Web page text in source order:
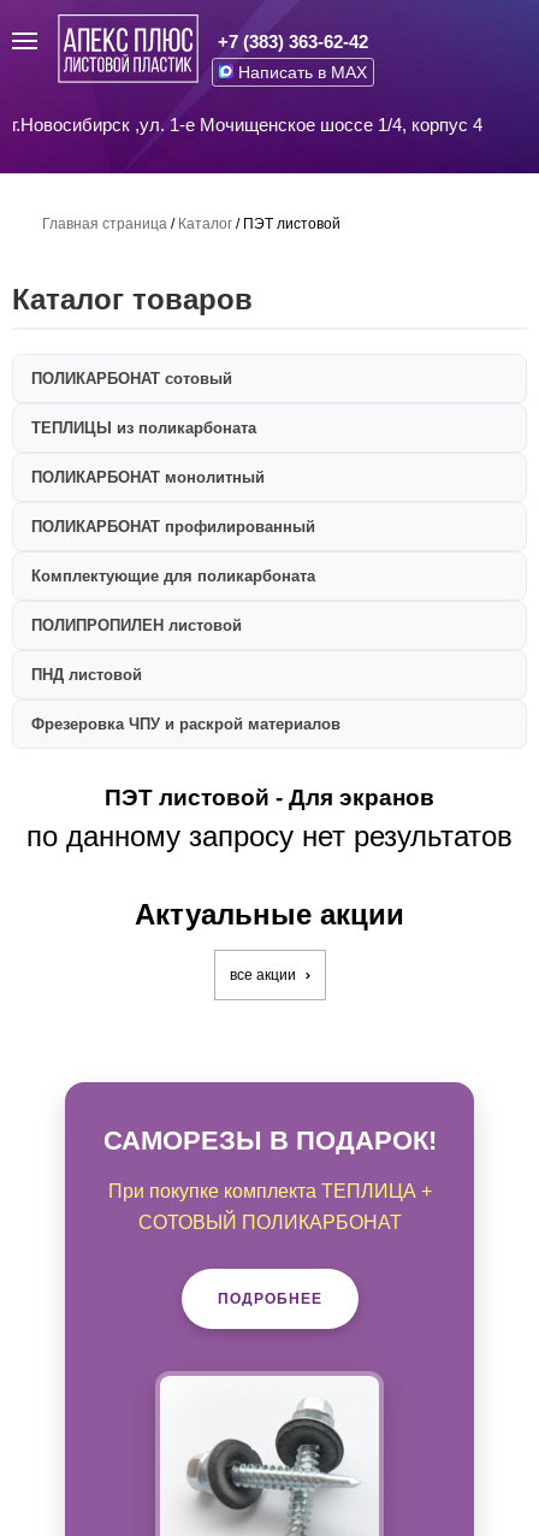
+7 (383) 363-62-42
Написать в MAX
г.Новосибирск ,ул. 1-е Мочищенское шоссе 1/4, корпус 4
Главная страница / Каталог / ПЭТ листовой
Каталог товаров
ПОЛИКАРБОНАТ сотовый
ТЕПЛИЦЫ из поликарбоната
ПОЛИКАРБОНАТ монолитный
ПОЛИКАРБОНАТ профилированный
Комплектующие для поликарбоната
ПОЛИПРОПИЛЕН листовой
ПНД листовой
Фрезеровка ЧПУ и раскрой материалов
ПЭТ листовой - Для экранов
по данному запросу нет результатов
Актуальные акции
все акции
САМОРЕЗЫ В ПОДАРОК!
При покупке комплекта ТЕПЛИЦА +
СОТОВЫЙ ПОЛИКАРБОНАТ
ПОДРОБНЕЕ